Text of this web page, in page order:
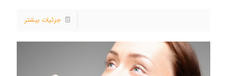
جزئیات بیشتر